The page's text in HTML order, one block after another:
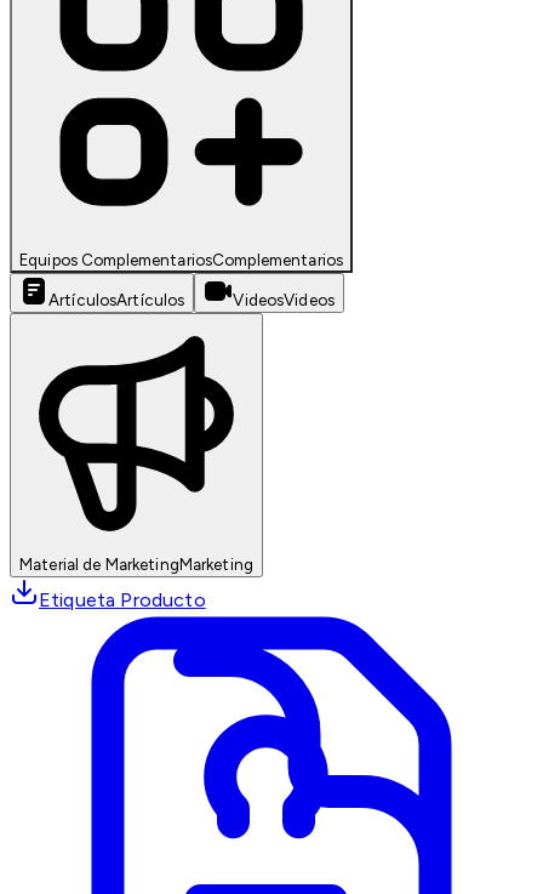
Equipos ComplementariosComplementarios
ArtículosArtículos VideosVideos
Material de MarketingMarketing
Etiqueta Producto